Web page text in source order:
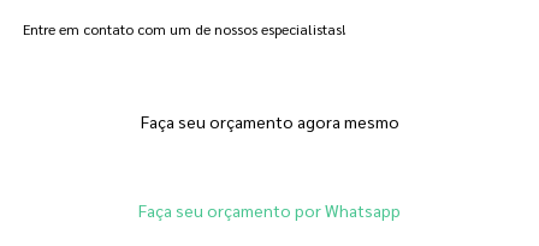
Entre em contato com um de nossos especialistas!
Faça seu orçamento agora mesmo
Faça seu orçamento por Whatsapp